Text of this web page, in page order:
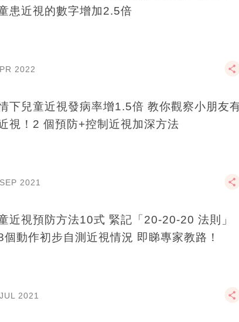
患近視的數字增加2.5倍
2022
下兒童近視發病率增1.5倍 教你觀察小朋友
視！2 個預防+控制近視加深方法
2021
近視預防方法10式 緊記「20-20-20 法則」
個動作初步自測近視情況 即睇專家教路！
2021